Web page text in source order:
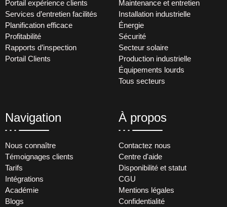
Portail expérience clients
Services d’entretien facilités
Planification efficace
Profitabilité
Rapports d’inspection
Portail Clients
Maintenance et entretien
Installation industrielle
Énergie
Sécurité
Secteur solaire
Production industrielle
Équipements lourds
Tous secteurs
Navigation
Nous connaître
Témoignages clients
Tarifs
Intégrations
Académie
Blogs
À propos
Contactez nous
Centre d'aide
Disponibilité et statut
CGU
Mentions légales
Confidentialité